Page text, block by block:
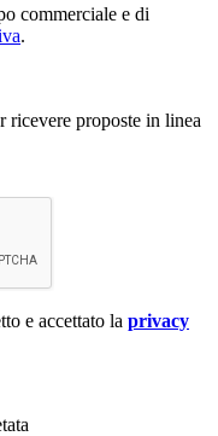
commerciale e di
.
ricevere proposte in linea
e accettato la privacy